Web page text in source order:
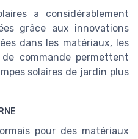
a considérablement
grâce aux innovations
dans les matériaux, les
commande permettent
solaires de jardin plus
pour des matériaux